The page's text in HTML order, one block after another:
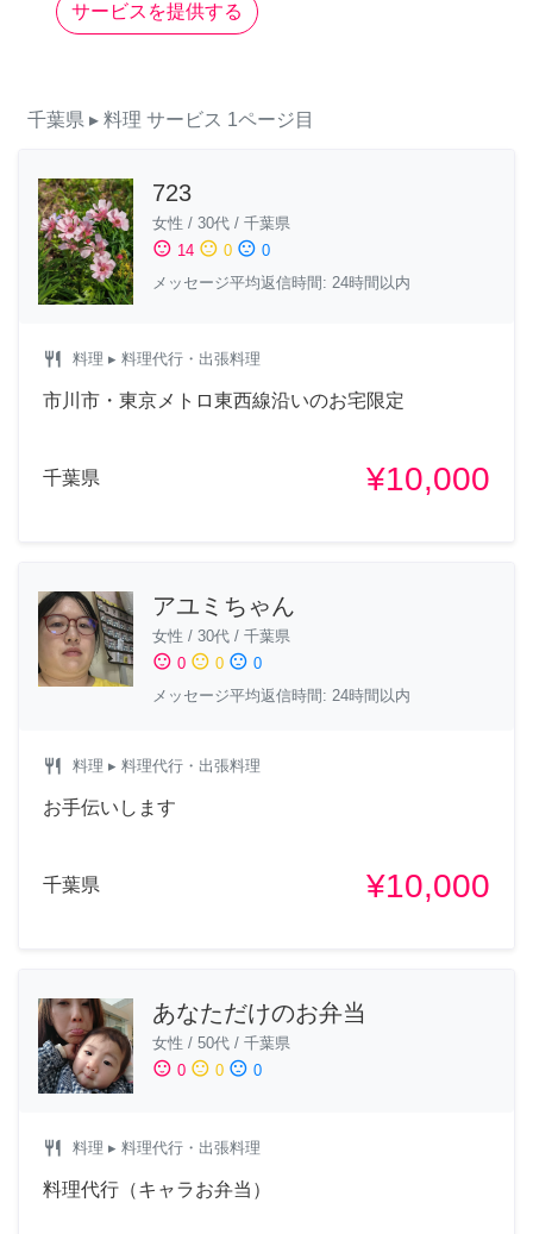
サービスを提供する
千葉県 ▸ 料理 サービス 1ページ目
723
女性 / 30代 / 千葉県
sentiment_satisfied 14 sentiment_neutral 0 sentiment_dissatisfied 0
メッセージ平均返信時間: 24時間以内
restaurant 料理 ▸ 料理代行・出張料理
市川市・東京メトロ東西線沿いのお宅限定
千葉県 ¥10,000
アユミちゃん
女性 / 30代 / 千葉県
sentiment_satisfied 0 sentiment_neutral 0 sentiment_dissatisfied 0
メッセージ平均返信時間: 24時間以内
restaurant 料理 ▸ 料理代行・出張料理
お手伝いします
千葉県 ¥10,000
あなただけのお弁当
女性 / 50代 / 千葉県
sentiment_satisfied 0 sentiment_neutral 0 sentiment_dissatisfied 0
restaurant 料理 ▸ 料理代行・出張料理
料理代行（キャラお弁当）